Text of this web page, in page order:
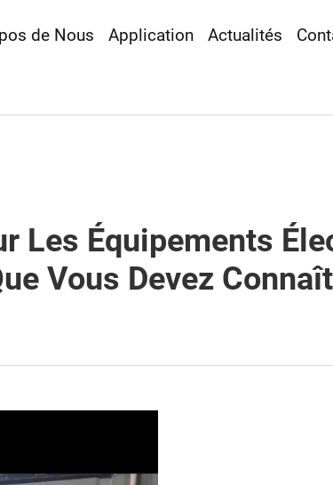
de Nous Application Actualités
Les Équipements
Vous Devez